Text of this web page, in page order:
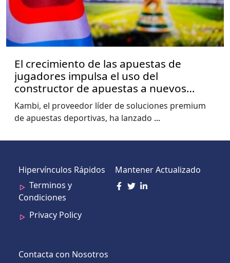
El crecimiento de las apuestas de
jugadores impulsa el uso del
constructor de apuestas a nuevos
niveles, muestra el informe de la Copa
del Mundo de Kambi
Kambi, el proveedor líder de soluciones premium
de apuestas deportivas, ha lanzado ...
Hipervínculos Rápidos
Terminos y
Condiciones
Privacy Policy
Mantener Actualizado
Contacta con Nosotros